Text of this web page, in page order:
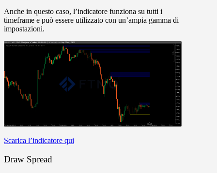
Anche in questo caso, l’indicatore funziona su tutti i
timeframe e può essere utilizzato con un’ampia gamma di
impostazioni.
Scarica l’indicatore qui
Draw Spread